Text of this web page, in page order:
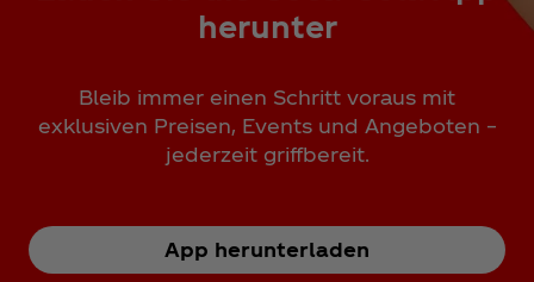
herunter
Bleib immer einen Schritt voraus mit
exklusiven Preisen, Events und Angeboten –
jederzeit griffbereit.
App herunterladen